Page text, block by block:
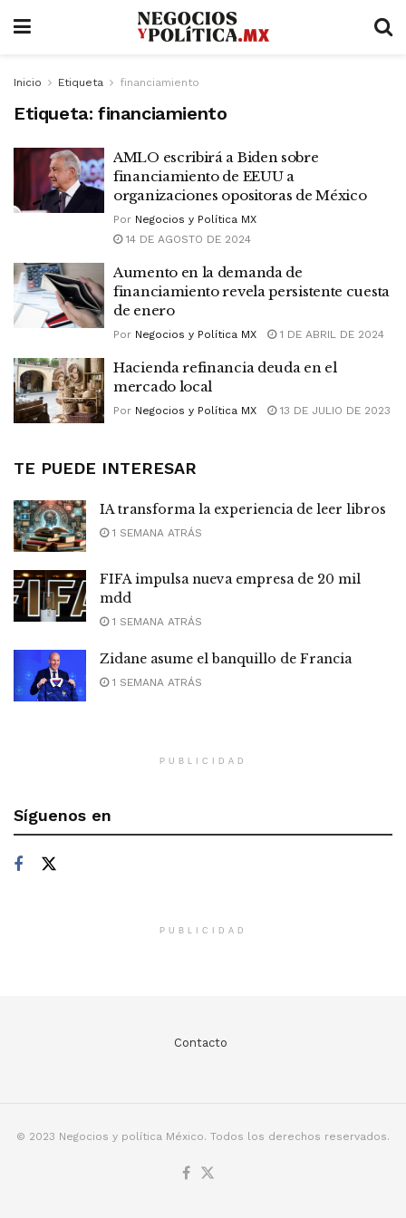
Inicio Etiqueta financiamiento
Etiqueta: financiamiento
AMLO escribirá a Biden sobre
financiamiento de EEUU a
organizaciones opositoras de México
Por Negocios y Política MX
14 DE AGOSTO DE 2024
Aumento en la demanda de
financiamiento revela persistente cuesta
de enero
Por Negocios y Política MX 1 DE ABRIL DE 2024
Hacienda refinancia deuda en el
mercado local
Por Negocios y Política MX 13 DE JULIO DE 2023
TE PUEDE INTERESAR
IA transforma la experiencia de leer libros
1 SEMANA ATRÁS
FIFA impulsa nueva empresa de 20 mil
mdd
1 SEMANA ATRÁS
Zidane asume el banquillo de Francia
1 SEMANA ATRÁS
PUBLICIDAD
Síguenos en
PUBLICIDAD
Contacto
© 2023 Negocios y política México. Todos los derechos reservados.